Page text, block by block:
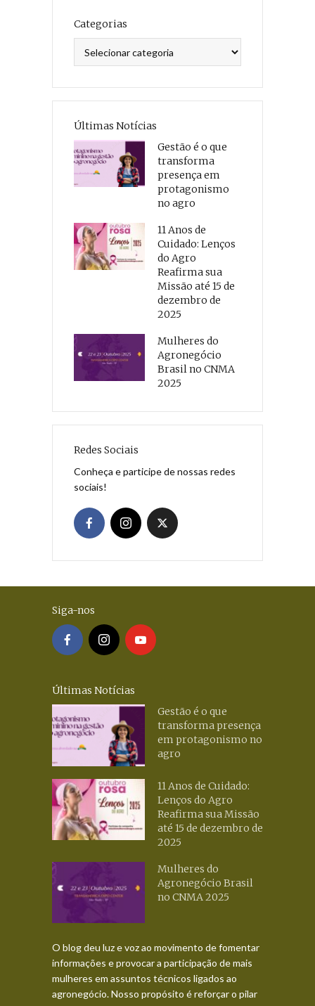
Categorias
Últimas Notícias
Gestão é o que
transforma
presença em
protagonismo
no agro
11 Anos de
Cuidado: Lenços
do Agro
Reafirma sua
Missão até 15 de
dezembro de
2025
Mulheres do
Agronegócio
Brasil no CNMA
2025
Redes Sociais
Conheça e participe de nossas redes
sociais!
Siga-nos
Últimas Notícias
Gestão é o que
transforma presença
em protagonismo no
agro
11 Anos de Cuidado:
Lenços do Agro
Reafirma sua Missão
até 15 de dezembro de
2025
Mulheres do
Agronegócio Brasil
no CNMA 2025
O blog deu luz e voz ao movimento de fomentar
informações e provocar a participação de mais
mulheres em assuntos técnicos ligados ao
agronegócio. Nosso propósito é reforçar o pilar